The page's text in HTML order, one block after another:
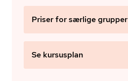
Priser for særlige grupper
Se kursusplan